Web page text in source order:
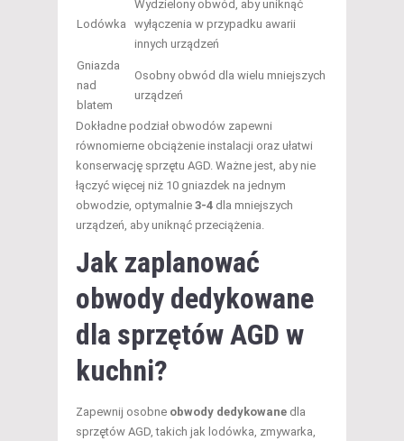
Lodówka
Wydzielony obwód, aby uniknąć
wyłączenia w przypadku awarii
innych urządzeń
Gniazda
nad
blatem
Osobny obwód dla wielu mniejszych
urządzeń
Dokładne podział obwodów zapewni
równomierne obciążenie instalacji oraz ułatwi
konserwację sprzętu AGD. Ważne jest, aby nie
łączyć więcej niż 10 gniazdek na jednym
obwodzie, optymalnie 3-4 dla mniejszych
urządzeń, aby uniknąć przeciążenia.
Jak zaplanować
obwody dedykowane
dla sprzętów AGD w
kuchni?
Zapewnij osobne obwody dedykowane dla
sprzętów AGD, takich jak lodówka, zmywarka,